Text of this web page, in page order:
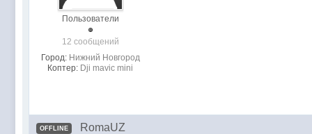
Пользователи
12 сообщений
Город: Нижний Новгород
Коптер: Dji mavic mini
OFFLINE RomaUZ